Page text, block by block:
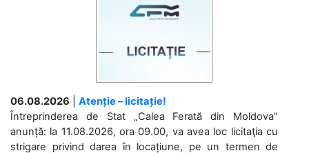
06.08.2026
Atenție – licitație!
Întreprinderea de Stat „Calea Ferată din Moldova”
anunță: la 11.08.2026, ora 09.00, va avea loc licitaţia cu
strigare privind darea în locațiune, pe un termen de